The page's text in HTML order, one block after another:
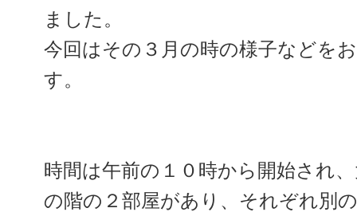
ました。
今回はその３月の時の様子などを
す。
時間は午前の１０時から開始され
の階の２部屋があり、それぞれ別